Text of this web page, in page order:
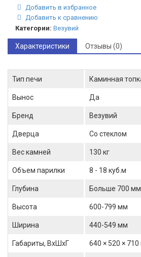
Добавить в избранное
Добавить к сравнению
Категории: Везувий
Характеристики Отзывы (0)
Тип печи Каминная
Вынос Да
Бренд Везувий
Дверца Со стеклом
Вес камней 130 кг
Объем парилки 8 - 18 куб.м
Глубина Больше 700 мм
Высота 600-799 мм
Ширина 440-549 мм
Габариты, ВхШхГ 640 × 520 × 710